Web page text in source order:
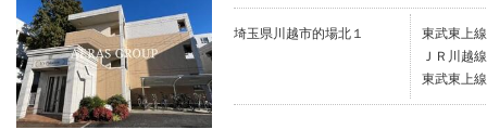
埼玉県川越市的場北１
東武東上
ＪＲ川越
東武東上